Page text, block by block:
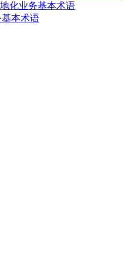
化业务基本术语
本术语